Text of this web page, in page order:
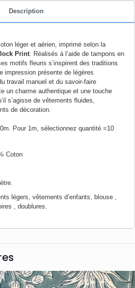
Description
léger et aérien, imprimé selon la
Print. Réalisés à l’aide de tampons en
motifs fleuris s’inspirent des traditions
impression présente de légères
travail manuel et du savoir-faire
un charme authentique et une touche
s’agisse de vêtements fluides,
de décoration.
Pour 1m, sélectionnez quantité =10
Coton
légers, vêtements d’enfants, blouse ,
, doublures.